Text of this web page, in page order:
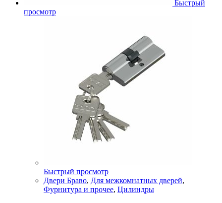
Быстрый
просмотр
Быстрый просмотр
Двери Браво, Для межкомнатных дверей,
Фурнитура и прочее, Цилиндры